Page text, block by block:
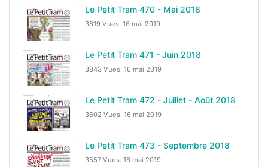
Le Petit Tram 470 - Mai 2018
3819 Vues. 16 mai 2019
Le Petit Tram 471 - Juin 2018
3843 Vues. 16 mai 2019
Le Petit Tram 472 - Juillet - Août 2018
3602 Vues. 16 mai 2019
Le Petit Tram 473 - Septembre 2018
3557 Vues. 16 mai 2019